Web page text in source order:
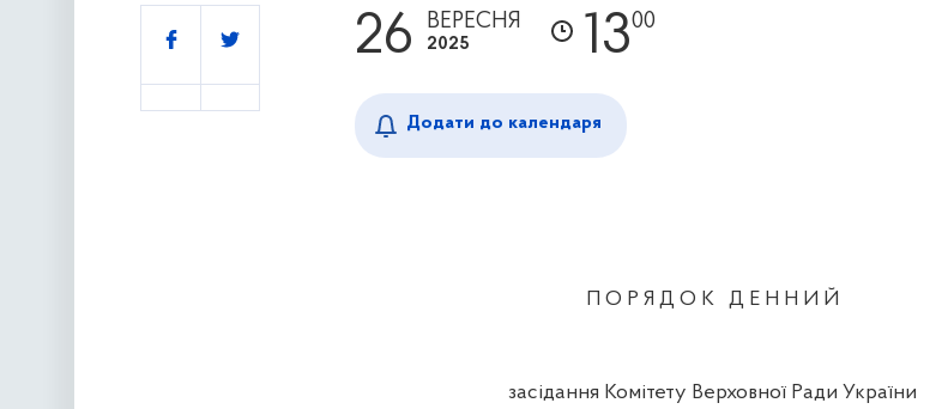
26 ВЕРЕСНЯ
2025 1300
Додати до календаря
П О Р Я Д О К
Д Е Н Н И Й
засідання Комітету Верховної Ради України
Поділитись